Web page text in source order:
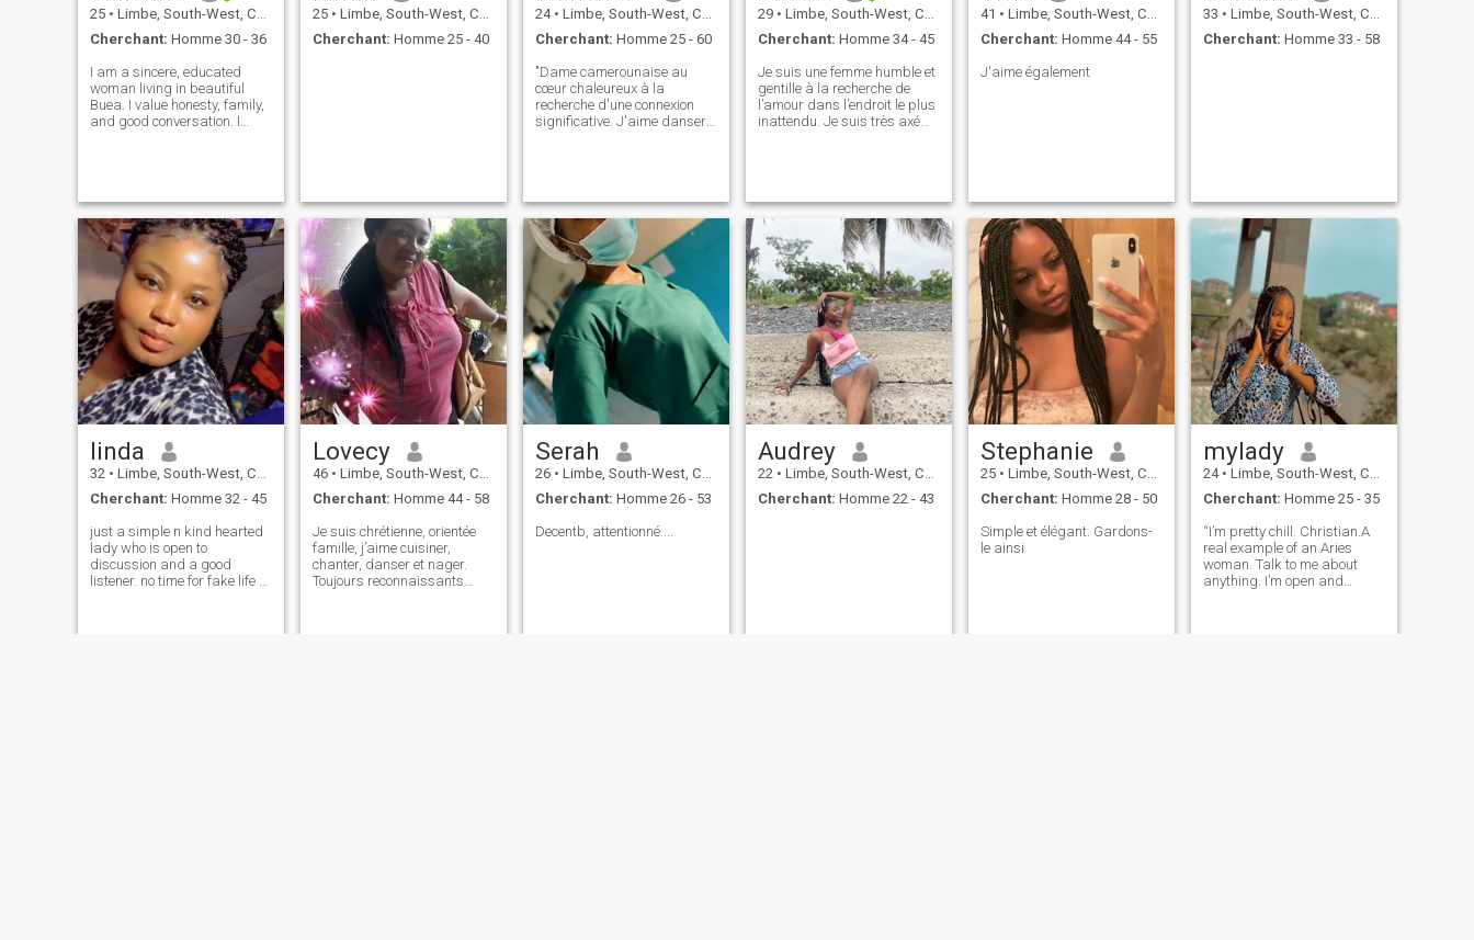
25 • Limbe, South-West, Cameroun
Cherchant: Homme 30 - 36
I am a sincere, educated
woman living in beautiful
Buea. I value honesty, family,
and good conversation. I
serious, long-term relationshi
25 • Limbe, South-West, Cameroun
Cherchant: Homme 25 - 40
24 • Limbe, South-West, Cameroun
Cherchant: Homme 25 - 60
"Dame camerounaise au
cœur chaleureux à la
recherche d'une connexion
significative. J'aime danser
une relation sérieuse avec
quelqu'un qui apprécie le
respect, l'honnêteté et la
compassion. Mon partenaire
idéal est un gentilhomme qui
partage ma passion pour la
vie et la construction d'une
famille aimante. Rejoignons-
nous et voyons où nous mène
notre voyage!
29 • Limbe, South-West, Cameroun
Cherchant: Homme 34 - 45
Je suis une femme humble et
gentille à la recherche de
l’amour dans l’endroit le plus
inattendu. Je suis très axé
41 • Limbe, South-West, Cameroun
Cherchant: Homme 44 - 55
J'aime également
33 • Limbe, South-West, Cameroun
Cherchant: Homme 33 - 58
linda
32 • Limbe, South-West, Cameroun
Cherchant: Homme 32 - 45
just a simple n kind hearted
lady who is open to
discussion and a good
listener. no time for fake life /
Lovecy
46 • Limbe, South-West, Cameroun
Cherchant: Homme 44 - 58
Je suis chrétienne, orientée
famille, j’aime cuisiner,
chanter, danser et nager.
Toujours reconnaissants
Serah
26 • Limbe, South-West, Cameroun
Cherchant: Homme 26 - 53
Decentb, attentionné....
Audrey
22 • Limbe, South-West, Cameroun
Cherchant: Homme 22 - 43
Stephanie
25 • Limbe, South-West, Cameroun
Cherchant: Homme 28 - 50
Simple et élégant. Gardons-
le ainsi
mylady
24 • Limbe, South-West, Cameroun
Cherchant: Homme 25 - 35
“I’m pretty chill. Christian.A
real example of an Aries
woman. Talk to me about
anything. I’m open and